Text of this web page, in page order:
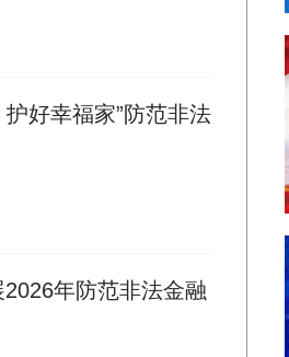
好幸福家”防范非法
年防范非法金融